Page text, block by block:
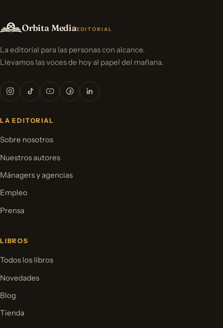
Orbita MediaEDITORIAL
La editorial para las personas con alcance.
Llevamos las voces de hoy al papel del mañana.
LA EDITORIAL
Sobre nosotros
Nuestros autores
Mánagers y agencias
Empleo
Prensa
LIBROS
Todos los libros
Novedades
Blog
Tienda